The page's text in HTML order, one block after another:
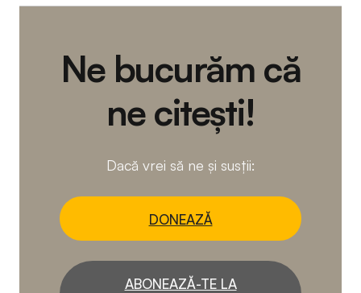
Ne bucurăm că
ne citești!
Dacă vrei să ne și susții:
DONEAZĂ
ABONEAZĂ-TE LA